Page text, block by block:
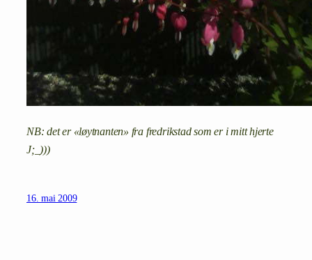
NB: det er «løytnanten» fra fredrikstad som er i mitt hjerte
J;_)))
16. mai 2009